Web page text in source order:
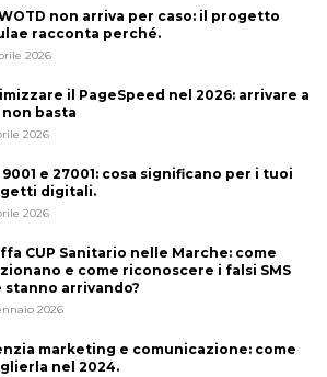
non arriva per caso: il progetto
racconta perché.
2026
il PageSpeed nel 2026: arrivare a
non basta
2026
9001 e 27001: cosa significano per i tuoi
digitali.
2026
CUP Sanitario nelle Marche: come
e come riconoscere i falsi SMS
stanno arrivando?
2026
marketing e comunicazione: come
nel 2024.